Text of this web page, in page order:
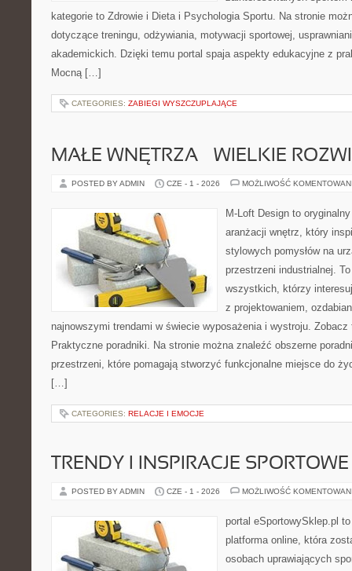
kategorie to Zdrowie i Dieta i Psychologia Sportu. Na stronie
dotyczące treningu, odżywiania, motywacji sportowej,
akademickich. Dzięki temu portal spaja aspekty edukacyjne z
Mocną […]
CATEGORIES: ZABIEGI WYSZCZUPLAJĄCE
MAŁE WNĘTRZA – WIELKIE
POSTED BY ADMIN CZE - 1 - 2026 MOŻLIWOŚĆ
M-Loft Design to
aranżacji wnętrz, który
stylowych pomysłów na
przestrzeni industrialnej.
wszystkich, którzy
z projektowaniem,
najnowszymi trendami w świecie wyposażenia i wystroju. Zobacz
Praktyczne poradniki. Na stronie można znaleźć obszerne
przestrzeni, które pomagają stworzyć funkcjonalne miejsce do
[…]
CATEGORIES: RELACJE I EMOCJE
TRENDY I INSPIRACJE SPORTOWE
POSTED BY ADMIN CZE - 1 - 2026 MOŻLIWOŚĆ
portal eSportowySklep.pl
platforma online, która
osobach uprawiających